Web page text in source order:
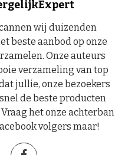
wij duizenden
beste aanbod op onze
Onze auteurs
verzameling van top
jullie, onze bezoekers
de beste producten
het onze achterban
volgers maar!